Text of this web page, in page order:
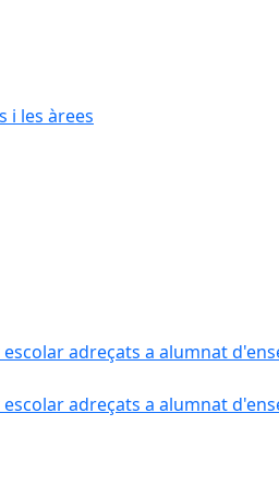
i les àrees
adreçats a alumnat
adreçats a alumnat